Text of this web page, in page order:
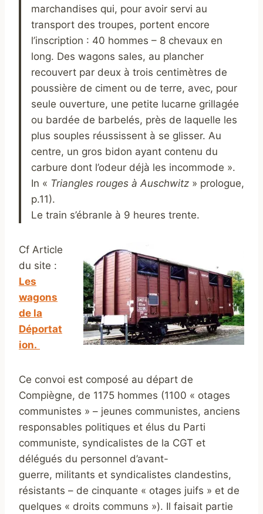
marchandises qui, pour avoir servi au
transport des troupes, portent encore
l’inscription : 40 hommes – 8 chevaux en
long. Des wagons sales, au plancher
recouvert par deux à trois centimètres de
poussière de ciment ou de terre, avec, pour
seule ouverture, une petite lucarne grillagée
ou bardée de barbelés, près de laquelle les
plus souples réussissent à se glisser. Au
centre, un gros bidon ayant contenu du
carbure dont l’odeur déjà les incommode ».
In « Triangles rouges à Auschwitz » prologue,
p.11).
Le train s’ébranle à 9 heures trente.
Cf Article
du site :
Les
wagons
de la
Déportat
ion.
Ce convoi est composé au départ de
Compiègne, de 1175 hommes (1100 « otages
communistes » – jeunes communistes, anciens
responsables politiques et élus du Parti
communiste, syndicalistes de la CGT et
délégués du personnel d’avant-
guerre, militants et syndicalistes clandestins,
résistants – de cinquante « otages juifs » et de
quelques « droits communs »). Il faisait partie